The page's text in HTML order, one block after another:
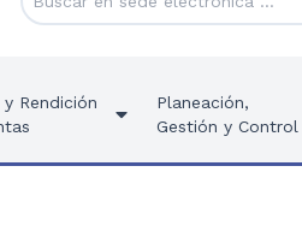
Rendición
Planeación,
Gestión y Control